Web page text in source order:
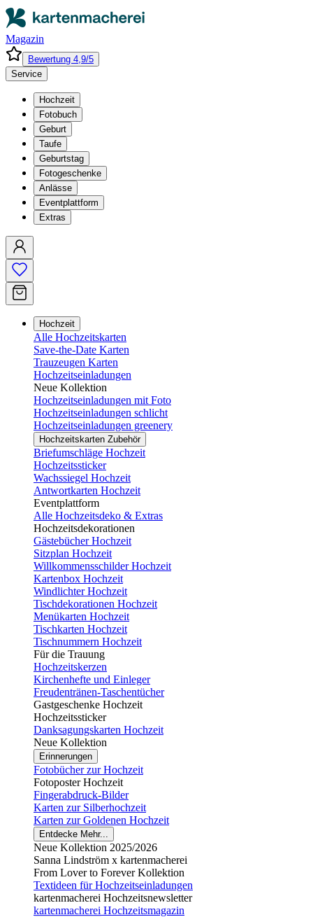
Magazin
Bewertung 4,9/5
Service
Hochzeit
Fotobuch
Geburt
Taufe
Geburtstag
Fotogeschenke
Anlässe
Eventplattform
Extras
Hochzeit
Alle Hochzeitskarten
Save-the-Date Karten
Trauzeugen Karten
Hochzeitseinladungen
Neue Kollektion
Hochzeitseinladungen mit Foto
Hochzeitseinladungen schlicht
Hochzeitseinladungen greenery
Hochzeitskarten Zubehör
Briefumschläge Hochzeit
Hochzeitssticker
Wachssiegel Hochzeit
Antwortkarten Hochzeit
Eventplattform
Alle Hochzeitsdeko & Extras
Hochzeitsdekorationen
Gästebücher Hochzeit
Sitzplan Hochzeit
Willkommensschilder Hochzeit
Kartenbox Hochzeit
Windlichter Hochzeit
Tischdekorationen Hochzeit
Menükarten Hochzeit
Tischkarten Hochzeit
Tischnummern Hochzeit
Für die Trauung
Hochzeitskerzen
Kirchenhefte und Einleger
Freudentränen-Taschentücher
Gastgeschenke Hochzeit
Hochzeitssticker
Danksagungskarten Hochzeit
Neue Kollektion
Erinnerungen
Fotobücher zur Hochzeit
Fotoposter Hochzeit
Fingerabdruck-Bilder
Karten zur Silberhochzeit
Karten zur Goldenen Hochzeit
Entdecke Mehr...
Neue Kollektion 2025/2026
Sanna Lindström x kartenmacherei
From Lover to Forever Kollektion
Textideen für Hochzeitseinladungen
kartenmacherei Hochzeitsnewsletter
kartenmacherei Hochzeitsmagazin